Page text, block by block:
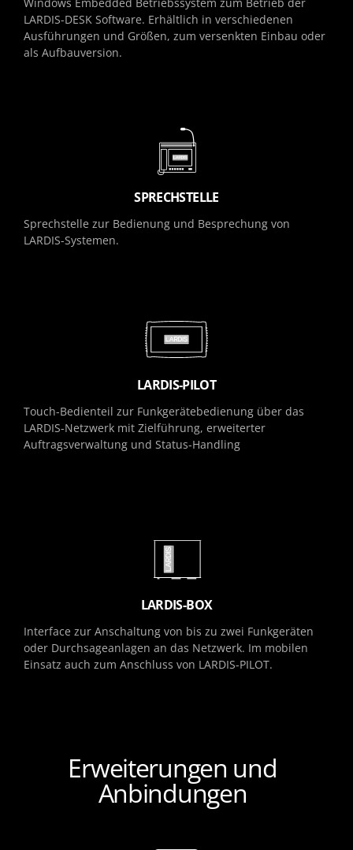
Windows Embedded Betriebssystem zum Betrieb der
LARDIS-DESK Software. Erhältlich in verschiedenen
Ausführungen und Größen, zum versenkten Einbau oder
als Aufbauversion.
SPRECHSTELLE
Sprechstelle zur Bedienung und Besprechung von
LARDIS-Systemen.
LARDIS-PILOT
Touch-Bedienteil zur Funkgerätebedienung über das
LARDIS-Netzwerk mit Zielführung, erweiterter
Auftragsverwaltung und Status-Handling
LARDIS-BOX
Interface zur Anschaltung von bis zu zwei Funkgeräten
oder Durchsageanlagen an das Netzwerk. Im mobilen
Einsatz auch zum Anschluss von LARDIS-PILOT.
Erweiterungen und
Anbindungen